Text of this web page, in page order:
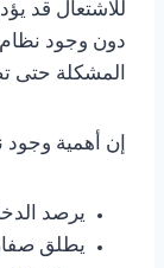
للاشتعال قد
دون وجود نظام
المشكلة حتى
إن أهمية وجود
يرصد
يطلق